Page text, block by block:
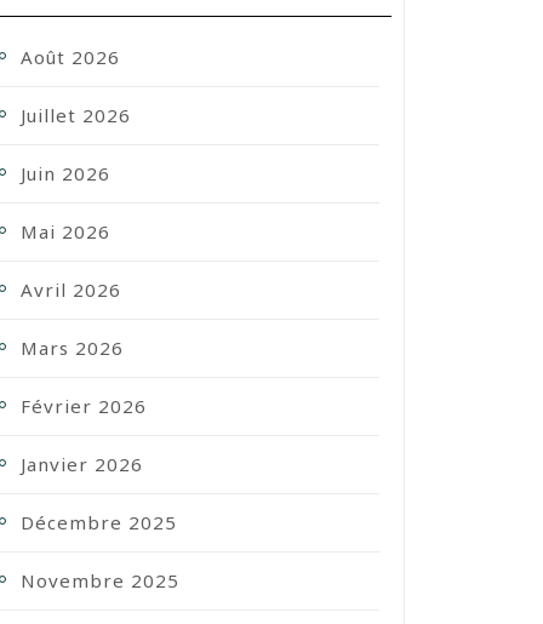
Août 2026
Juillet 2026
Juin 2026
Mai 2026
Avril 2026
Mars 2026
Février 2026
Janvier 2026
Décembre 2025
Novembre 2025